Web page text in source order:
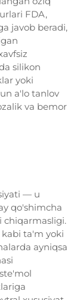
FDA,
javob beradi,
silikon
yoki
a'lo tanlov
va bemor
— u
qo'shimcha
chiqarmasligi.
ta'm yoki
ayniqsa